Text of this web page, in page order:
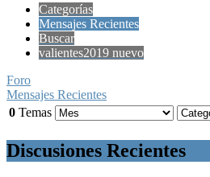
Categorías
Mensajes Recientes
Buscar
valientes2019 nuevo
Foro
Mensajes Recientes
0 Temas
Discusiones Recientes